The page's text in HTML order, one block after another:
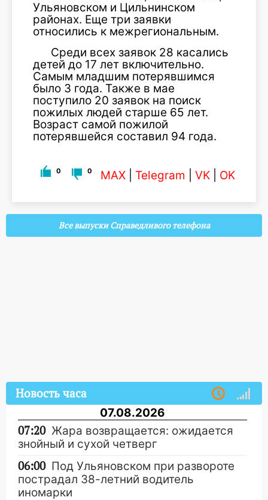
Ульяновском и Цильнинском
районах. Еще три заявки
относились к межрегиональным.
Среди всех заявок 28 касались
детей до 17 лет включительно.
Самым младшим потерявшимся
было 3 года. Также в мае
поступило 20 заявок на поиск
пожилых людей старше 65 лет.
Возраст самой пожилой
потерявшейся составил 94 года.
0 0 MAX Telegram VK OK
Все выпуски Справедливого телефона
Новость часа
07.08.2026
07:20 Жара возвращается: ожидается
знойный и сухой четверг
06:00 Под Ульяновском при развороте
пострадал 38-летний водитель
иномарки